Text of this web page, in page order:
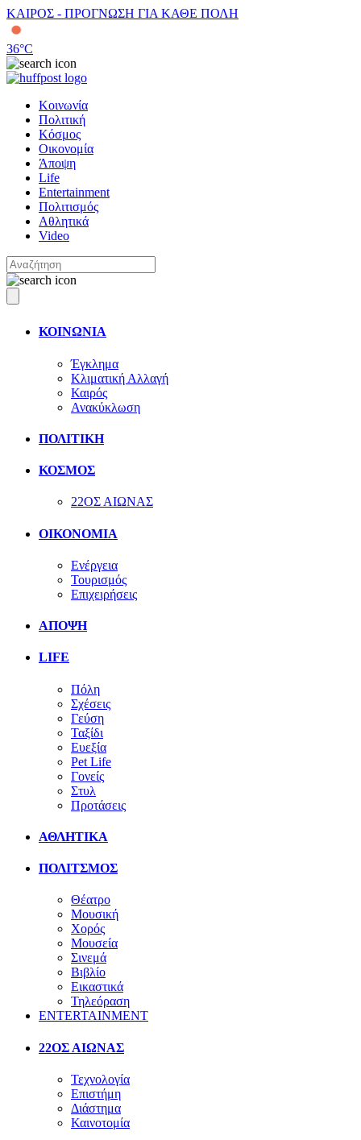
ΚΑΙΡΟΣ - ΠΡΟΓΝΩΣΗ ΓΙΑ ΚΑΘΕ ΠΟΛΗ
36°C
Κοινωνία
Πολιτική
Κόσμος
Οικονομία
Άποψη
Life
Entertainment
Πολιτισμός
Αθλητικά
Video
ΚΟΙΝΩΝΙΑ
Έγκλημα
Κλιματική Αλλαγή
Καιρός
Ανακύκλωση
ΠΟΛΙΤΙΚΗ
ΚΟΣΜΟΣ
22ΟΣ ΑΙΩΝΑΣ
ΟΙΚΟΝΟΜΙΑ
Ενέργεια
Τουρισμός
Επιχειρήσεις
ΑΠΟΨΗ
LIFE
Πόλη
Σχέσεις
Γεύση
Ταξίδι
Ευεξία
Pet Life
Γονείς
Στυλ
Προτάσεις
ΑΘΛΗΤΙΚΑ
ΠΟΛΙΤΣΜΟΣ
Θέατρο
Μουσική
Χορός
Μουσεία
Σινεμά
Βιβλίο
Εικαστικά
Τηλεόραση
ENTERTAINMENT
22ΟΣ ΑΙΩΝΑΣ
Τεχνολογία
Επιστήμη
Διάστημα
Καινοτομία